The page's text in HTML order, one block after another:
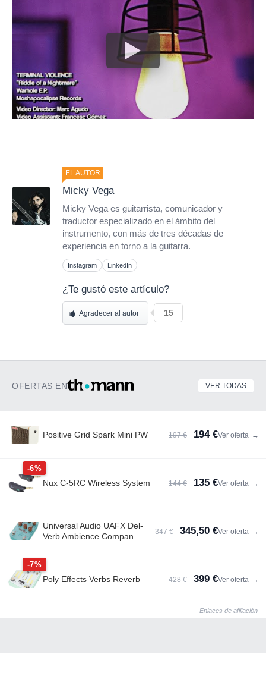
EL AUTOR
Micky Vega
Micky Vega es guitarrista, comunicador y
traductor especializado en el ámbito del
instrumento, con más de tres décadas de
experiencia en torno a la guitarra.
Instagram LinkedIn
¿Te gustó este artículo?
Agradecer al autor 15
OFERTAS EN VER TODAS
Positive Grid Spark Mini PW 197 € 194 €Ver oferta →
-6%
Nux C-5RC Wireless System 144 € 135 €Ver oferta →
Universal Audio UAFX Del-
Verb Ambience Compan.
347 € 345,50 €Ver oferta →
-7%
Poly Effects Verbs Reverb 428 € 399 €Ver oferta →
Enlaces de afiliación